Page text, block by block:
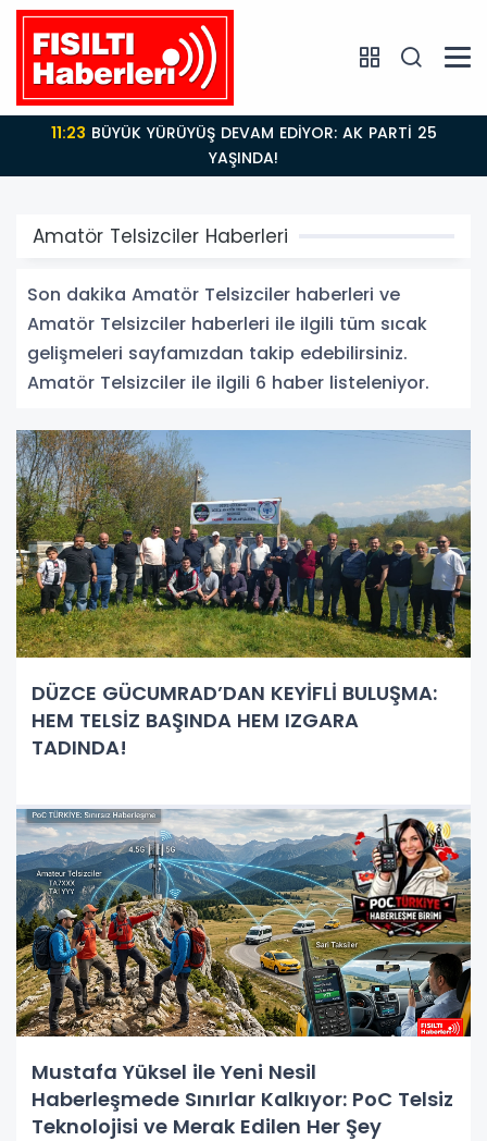
11:23
YAŞINDA!
Amatör Telsizciler Haberleri
Son dakika Amatör Telsizciler haberleri ve
Amatör Telsizciler haberleri ile ilgili tüm sıcak
gelişmeleri sayfamızdan takip edebilirsiniz.
Amatör Telsizciler ile ilgili 6 haber listeleniyor.
DÜZCE GÜCUMRAD’DAN KEYİFLİ BULUŞMA:
HEM TELSİZ BAŞINDA HEM IZGARA
TADINDA!
Mustafa Yüksel ile Yeni Nesil
Haberleşmede Sınırlar Kalkıyor: PoC Telsiz
Teknolojisi ve Merak Edilen Her Şey